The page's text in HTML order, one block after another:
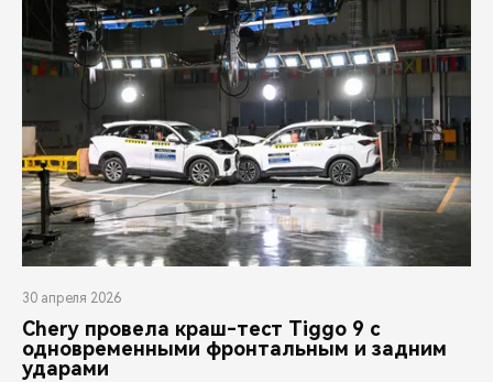
30 апреля 2026
Chery провела краш-тест Tiggo 9 с
одновременными фронтальным и задним
ударами